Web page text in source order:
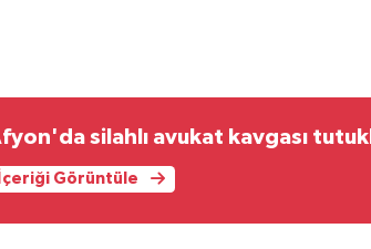
silahlı avukat kavgası
İçeriği Görüntüle